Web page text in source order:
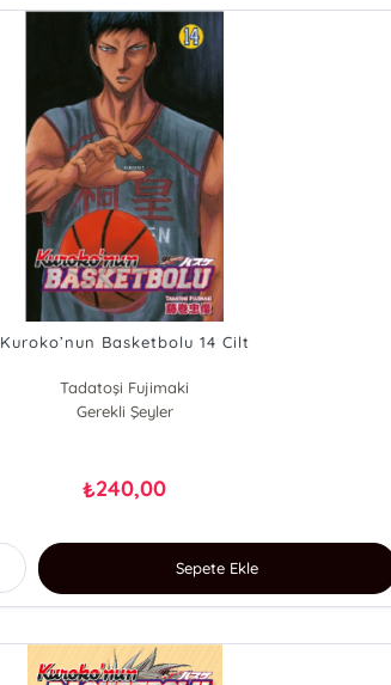
Kuroko’nun Basketbolu 14 Cilt
Tadatoşi Fujimaki
Gerekli Şeyler
₺240,00
Sepete Ekle